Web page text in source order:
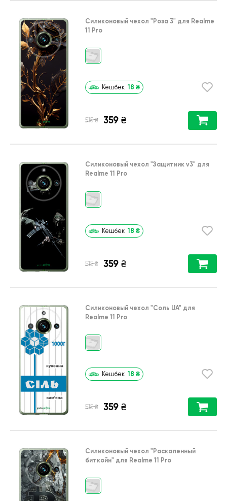
Силиконовый чехол "Роза 3" для Realme
11 Pro
Кешбек 18 ₴
515 ₴ 359 ₴
Силиконовый чехол "Защитник v3" для
Realme 11 Pro
Кешбек 18 ₴
515 ₴ 359 ₴
Силиконовый чехол "Соль UA" для
Realme 11 Pro
Кешбек 18 ₴
515 ₴ 359 ₴
Силиконовый чехол "Раскаленный
биткойн" для Realme 11 Pro